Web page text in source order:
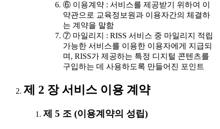
⑥ 이용계약 : 서비스를 제공받기 위하여 이
약관으로 교육정보원과 이용자간의 체결하
는 계약을 말함
⑦ 마일리지 : RISS 서비스 중 마일리지 적립
가능한 서비스를 이용한 이용자에게 지급되
며, RISS가 제공하는 특정 디지털 콘텐츠를
구입하는 데 사용하도록 만들어진 포인트
제 2 장 서비스 이용 계약
제 5 조 (이용계약의 성립)